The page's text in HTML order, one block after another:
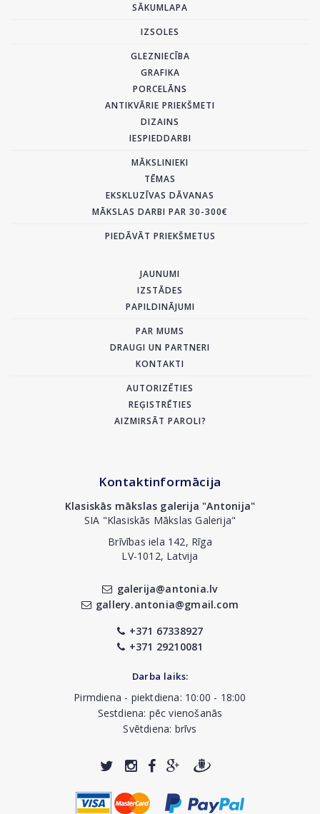
SĀKUMLAPA
IZSOLES
GLEZNIECĪBA
GRAFIKA
PORCELĀNS
ANTIKVĀRIE PRIEKŠMETI
DIZAINS
IESPIEDDARBI
MĀKSLINIEKI
TĒMAS
EKSKLUZĪVAS DĀVANAS
MĀKSLAS DARBI PAR 30-300€
PIEDĀVĀT PRIEKŠMETUS
JAUNUMI
IZSTĀDES
PAPILDINĀJUMI
PAR MUMS
DRAUGI UN PARTNERI
KONTAKTI
AUTORIZĒTIES
REĢISTRĒTIES
AIZMIRSĀT PAROLI?
Kontaktinformācija
Klasiskās mākslas galerija "Antonija"
SIA "Klasiskās Mākslas Galerija"
Brīvības iela 142, Rīga
LV-1012, Latvija
galerija@antonia.lv
gallery.antonia@gmail.com
+371 67338927
+371 29210081
Darba laiks:
Pirmdiena - piektdiena: 10:00 - 18:00
Sestdiena: pēc vienošanās
Svētdiena: brīvs